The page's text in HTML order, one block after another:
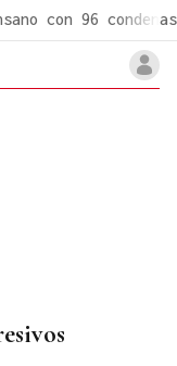
con 96 condenas